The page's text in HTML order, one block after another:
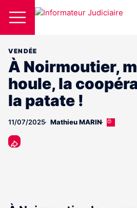
VENDÉE
À Noirmoutier,
houle, la
la patate !
11/07/2025 Mathieu MARIN
Cet